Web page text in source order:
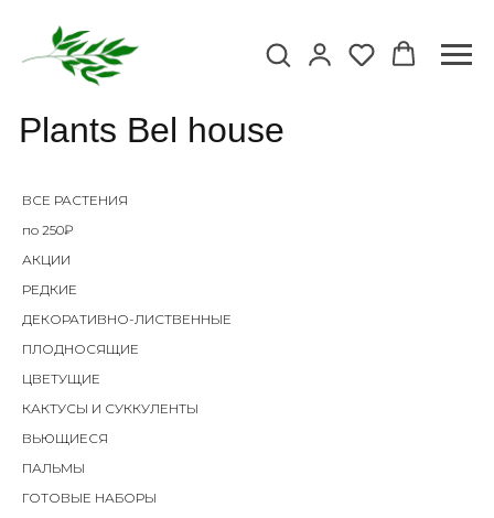
Plants Bel house
ВСЕ РАСТЕНИЯ
по 250₽
АКЦИИ
РЕДКИЕ
ДЕКОРАТИВНО-ЛИСТВЕННЫЕ
ПЛОДНОСЯЩИЕ
ЦВЕТУЩИЕ
КАКТУСЫ И СУККУЛЕНТЫ
ВЬЮЩИЕСЯ
ПАЛЬМЫ
ГОТОВЫЕ НАБОРЫ